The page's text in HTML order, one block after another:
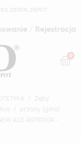
DENTAL DEPOT
/ Rejestracja
Zęby
przody (góra)
ACE ANTERIOR -